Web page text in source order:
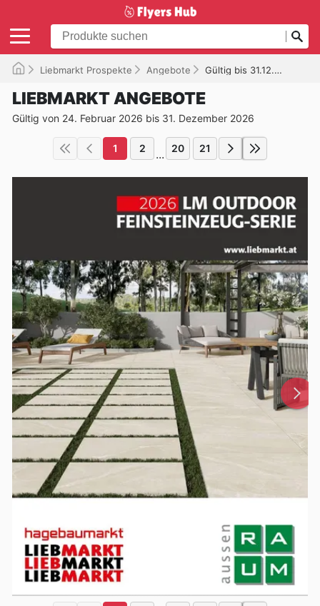
Liebmarkt Prospekte Angebote Gültig bis 31.12.2026
LIEBMARKT ANGEBOTE
Gültig von 24. Februar 2026 bis 31. Dezember 2026
1 2 ... 20 21